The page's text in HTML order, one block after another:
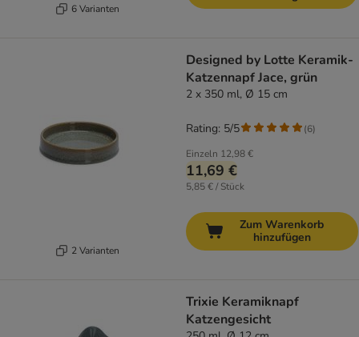
6 Varianten
2 Varianten
Designed by Lotte Keramik-
Katzennapf Jace, grün
2 x 350 ml, Ø 15 cm
Einzeln 12,98 €
11,69 €
5,85 € / Stück
Rating: 5/5 (6)
Zum Warenkorb
hinzufügen
Trixie Keramiknapf
Katzengesicht